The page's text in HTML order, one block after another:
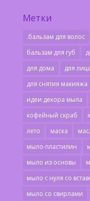
Метки
.бальзам для волос
бальзам для губ
для дома
для лица
для снятия макияжа
идеи декора мыла
кофейный скраб
лето
маска
мыло-пластилин
мыло из основы
мыло с нуля со
мыло со свирлами